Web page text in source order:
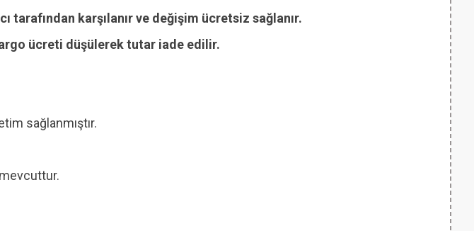
tarafından karşılanır ve değişim ücretsiz sağlanır.
ücreti düşülerek tutar iade edilir.
sağlanmıştır.